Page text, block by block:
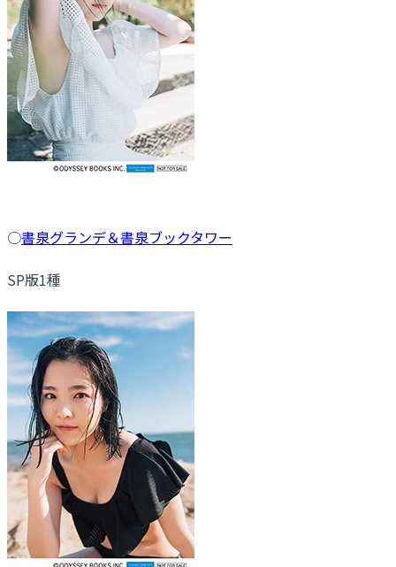
○書泉グランデ＆書泉ブックタワー
SP版1種